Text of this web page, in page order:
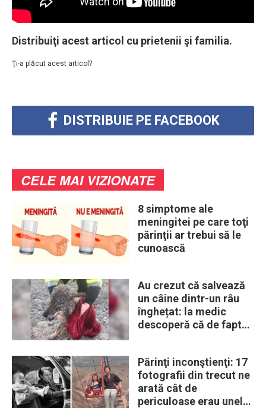
Distribuiţi acest articol cu prietenii şi familia.
Ţi-a plăcut acest articol?
DISTRIBUIE PE FACEBOOK
CELE MAI VIZIONATE
8 simptome ale
meningitei pe care toţi
părinţii ar trebui să le
cunoască
Au crezut că salvează
un câine dintr-un râu
înghețat: la medic
descoperă că de fapt
Părinţi inconştienţi: 17
fotografii din trecut ne
arată cât de
periculoase erau unele